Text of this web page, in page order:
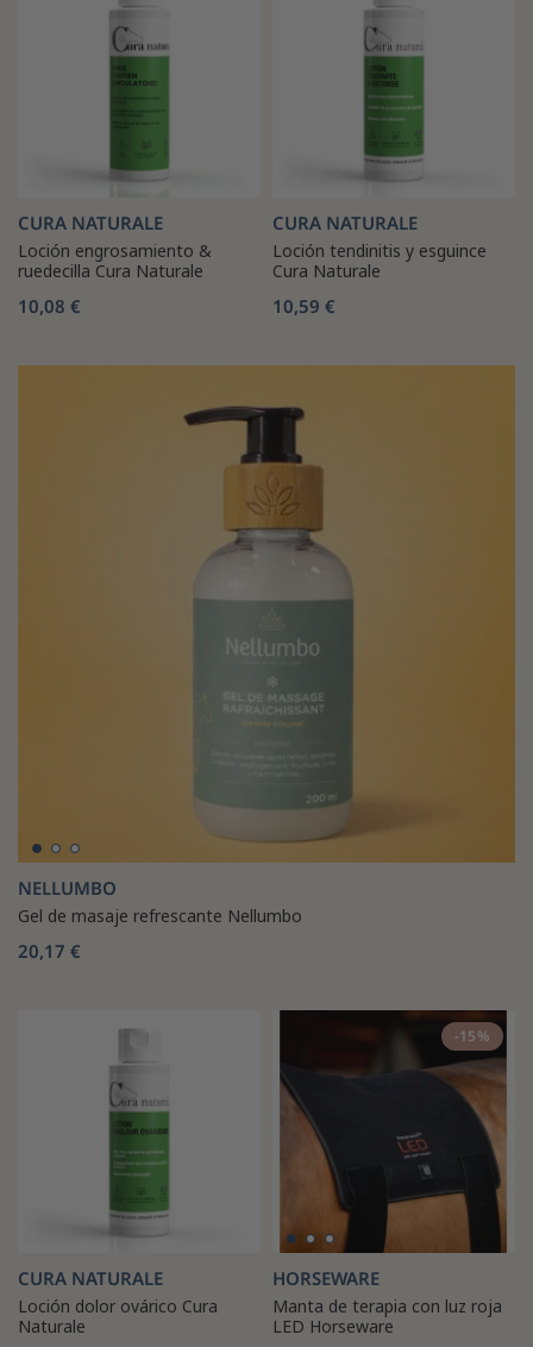
CURA NATURALE
Loción engrosamiento &
ruedecilla Cura Naturale
10,08 €
CURA NATURALE
Loción tendinitis y esguince
Cura Naturale
10,59 €
NELLUMBO
Gel de masaje refrescante Nellumbo
20,17 €
CURA NATURALE
Loción dolor ovárico Cura
Naturale
-15%
HORSEWARE
Manta de terapia con luz roja
LED Horseware